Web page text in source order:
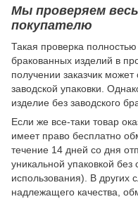
Мы проверяем
покупателю
Такая проверка
бракованных изделий в
получении заказчик
заводской упаковки.
изделие без заводского
Если же все-таки товар
имеет право бесплатно
течение 14 дней со дня
уникальной упаковкой
использования). В других
надлежащего качества,